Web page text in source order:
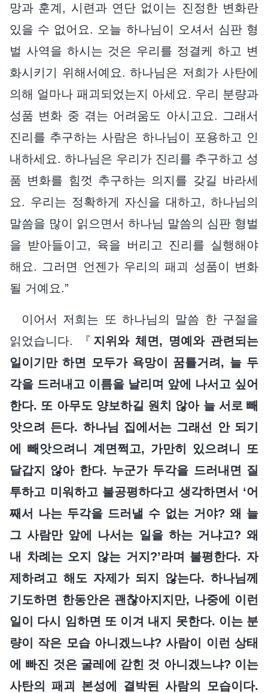
망과 훈계, 시련과 연단 없이는 진정한 변화란
있을 수 없어요. 오늘 하나님이 오셔서 심판 형
벌 사역을 하시는 것은 우리를 정결케 하고 변
화시키기 위해서예요. 하나님은 저희가 사탄에
의해 얼마나 패괴되었는지 아세요. 우리 분량과
성품 변화 중 겪는 어려움도 아시고요. 그래서
진리를 추구하는 사람은 하나님이 포용하고 인
내하세요. 하나님은 우리가 진리를 추구하고 성
품 변화를 힘껏 추구하는 의지를 갖길 바라세
요. 우리는 정확하게 자신을 대하고, 하나님의
말씀을 많이 읽으면서 하나님 말씀의 심판 형벌
을 받아들이고, 육을 버리고 진리를 실행해야
해요. 그러면 언젠가 우리의 패괴 성품이 변화
될 거예요.”
이어서 저희는 또 하나님의 말씀 한 구절을
읽었습니다. 『 지위와 체면, 명예와 관련되는
일이기만 하면 모두가 욕망이 꿈틀거려, 늘 두
각을 드러내고 이름을 날리며 앞에 나서고 싶어
한다. 또 아무도 양보하길 원치 않아 늘 서로 빼
앗으려 든다. 하나님 집에서는 그래선 안 되기
에 빼앗으려니 계면쩍고, 가만히 있으려니 또
달갑지 않아 한다. 누군가 두각을 드러내면 질
투하고 미워하고 불공평하다고 생각하면서 ‘어
째서 나는 두각을 드러낼 수 없는 거야? 왜 늘
그 사람만 앞에 나서는 일을 하는 거냐고? 왜
내 차례는 오지 않는 거지?’라며 불평한다. 자
제하려고 해도 자제가 되지 않는다. 하나님께
기도하면 한동안은 괜찮아지지만, 나중에 이런
일이 다시 임하면 또 이겨 내지 못한다. 이는 분
량이 작은 모습 아니겠느냐? 사람이 이런 상태
에 빠진 것은 굴레에 갇힌 것 아니겠느냐? 이는
사탄의 패괴 본성에 결박된 사람의 모습이다.